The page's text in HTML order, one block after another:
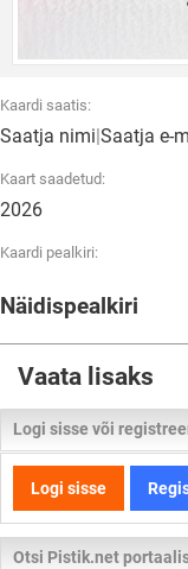
Kaardi saatis:
Saatja nimi Saatja e-
Kaart saadetud:
2026
Kaardi pealkiri:
Näidispealkiri
Vaata lisaks
Logi sisse või
Logi sisse
Otsi Pistik.net